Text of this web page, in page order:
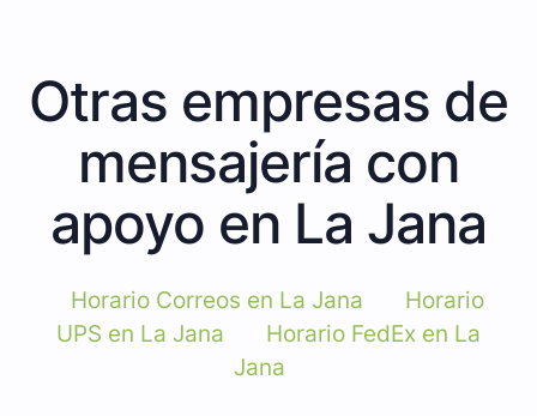
Otras empresas de
mensajería con
apoyo en La Jana
Horario Correos en La Jana
Horario
UPS en La Jana
Horario FedEx en La
Jana